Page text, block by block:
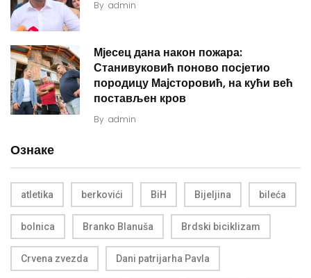
By admin
Мјесец дана након пожара:
Станивуковић поново посјетио
породицу Мајсторовић, на кући већ
постављен кров
By admin
Ознаке
atletika berkovići BiH Bijeljina bileća
bolnica Branko Blanuša Brdski biciklizam
Crvena zvezda Dani patrijarha Pavla